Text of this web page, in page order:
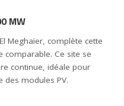
MW
Meghaïer, complète cette
comparable. Ce site se
continue, idéale pour
des modules PV.